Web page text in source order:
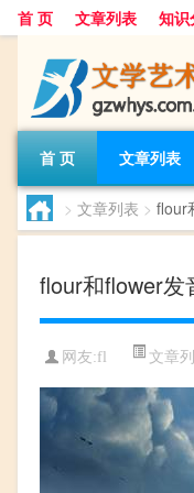
首 页 文章列表 知识
首 页 文章列表
> 文章列表 > flour
flour和flower发
网友:fl 文章